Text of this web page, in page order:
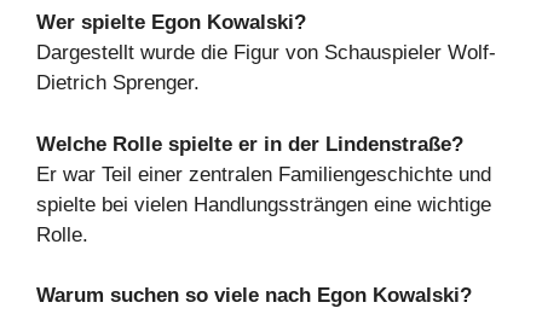
Wer spielte Egon Kowalski?
Dargestellt wurde die Figur von Schauspieler Wolf-
Dietrich Sprenger.
Welche Rolle spielte er in der Lindenstraße?
Er war Teil einer zentralen Familiengeschichte und
spielte bei vielen Handlungssträngen eine wichtige
Rolle.
Warum suchen so viele nach Egon Kowalski?